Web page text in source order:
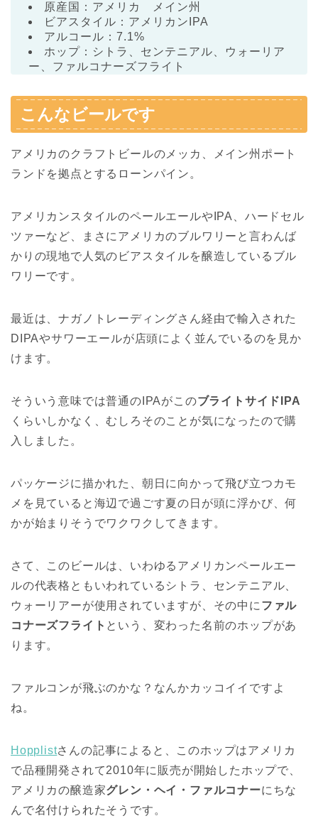
原産国：アメリカ メイン州
ビアスタイル：アメリカンIPA
アルコール：7.1%
ホップ：シトラ、センテニアル、ウォーリア
ー、ファルコナーズフライト
こんなビールです
アメリカのクラフトビールのメッカ、メイン州ポート
ランドを拠点とするローンパイン。
アメリカンスタイルのペールエールやIPA、ハードセル
ツァーなど、まさにアメリカのブルワリーと言わんば
かりの現地で人気のビアスタイルを醸造しているブル
ワリーです。
最近は、ナガノトレーディングさん経由で輸入された
DIPAやサワーエールが店頭によく並んでいるのを見か
けます。
そういう意味では普通のIPAがこのブライトサイドIPA
くらいしかなく、むしろそのことが気になったので購
入しました。
パッケージに描かれた、朝日に向かって飛び立つカモ
メを見ていると海辺で過ごす夏の日が頭に浮かび、何
かが始まりそうでワクワクしてきます。
さて、このビールは、いわゆるアメリカンペールエー
ルの代表格ともいわれているシトラ、センテニアル、
ウォーリアーが使用されていますが、その中にファル
コナーズフライト という、変わった名前のホップがあ
ります。
ファルコンが飛ぶのかな？なんかカッコイイですよ
ね。
Hopplistさんの記事によると、このホップはアメリカ
で品種開発されて2010年に販売が開始したホップで、
アメリカの醸造家グレン・ヘイ・ファルコナーにちな
んで名付けられたそうです。